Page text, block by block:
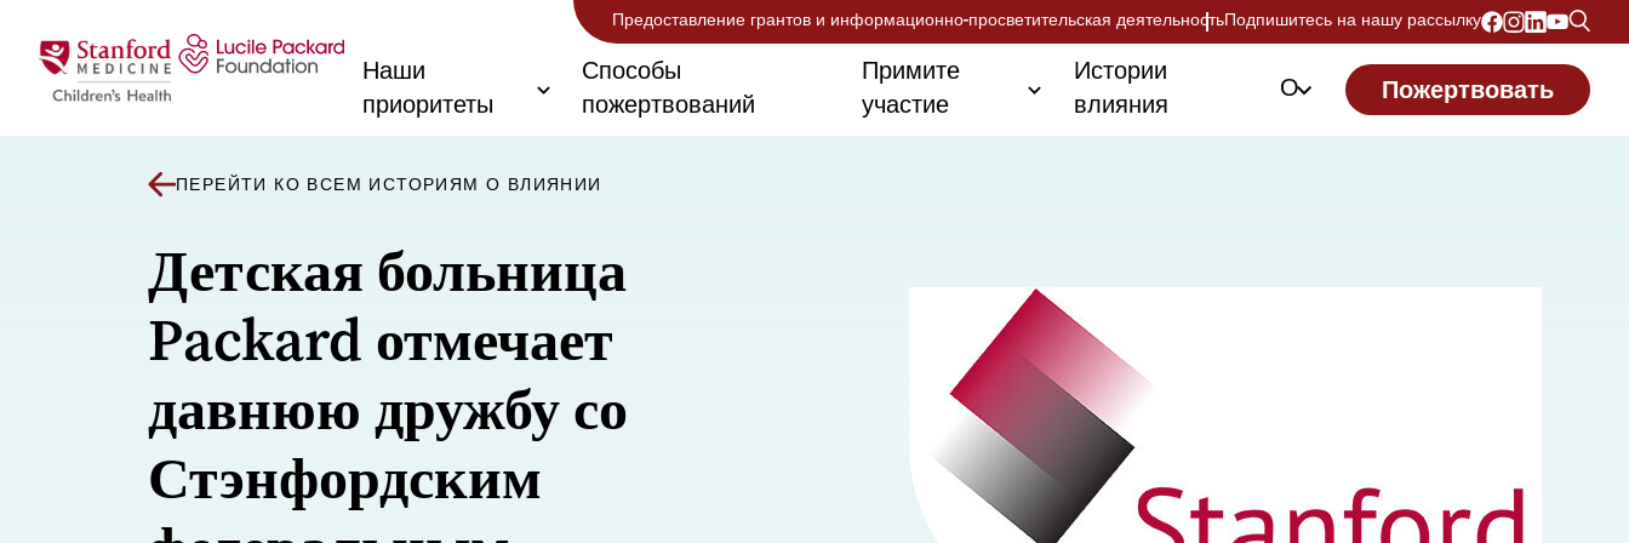
Предоставление грантов и информационно-просветительская деятельностьПодпишитесь на нашу рассылку
Наши
приоритеты
Способы
пожертвований
Примите
участие
Истории
влияния
О Пожертвовать
ПЕРЕЙТИ КО ВСЕМ ИСТОРИЯМ О ВЛИЯНИИ
Детская больница
Packard отмечает
давнюю дружбу со
Стэнфордским